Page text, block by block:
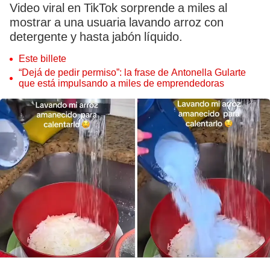
Video viral en TikTok sorprende a miles al
mostrar a una usuaria lavando arroz con
detergente y hasta jabón líquido.
Este billete
“Dejá de pedir permiso”: la frase de Antonella Gularte
que está impulsando a miles de emprendedoras